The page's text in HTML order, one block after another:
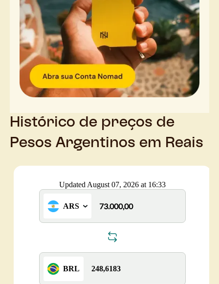
Histórico de preços de
Pesos Argentinos em Reais